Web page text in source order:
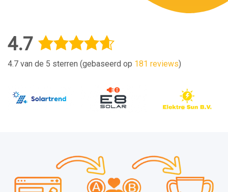
4.7
4.7 van de 5 sterren (gebaseerd op 181 reviews)